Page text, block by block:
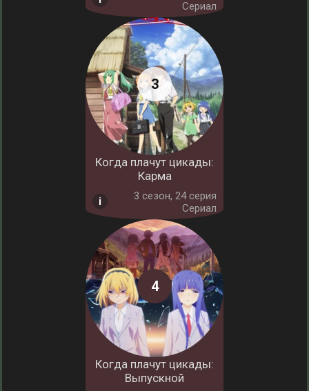
Сериал
Когда плачут цикады:
Карма
3 cезон, 24 серия
Сериал
Когда плачут цикады:
Выпускной